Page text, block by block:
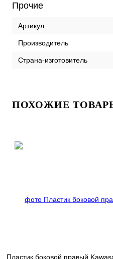
Прочие
Артикул
Производитель
Страна-изготовитель
ПОХОЖИЕ
Пластик боковой правый